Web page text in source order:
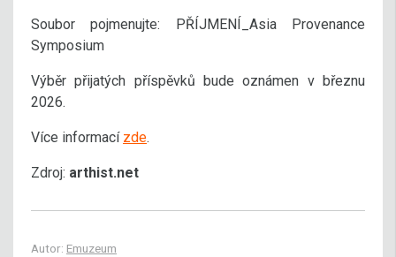
Soubor pojmenujte: PŘÍJMENÍ_Asia Provenance
Symposium
Výběr přijatých příspěvků bude oznámen v březnu
2026.
Více informací zde.
Zdroj: arthist.net
Autor: Emuzeum